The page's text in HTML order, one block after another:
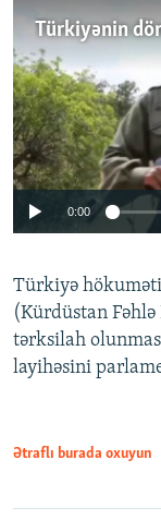
Auto
No
0:00
Türkiyə
(Kürdüstan Fəhlə
tərksilah
layihəsini
Ətraflı burada oxuyun